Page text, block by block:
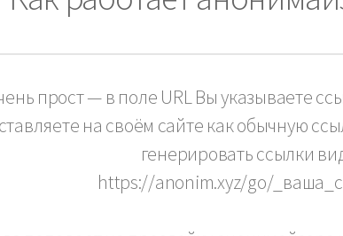
прост — в поле URL Вы указываете
на своём сайте как обычную
генерировать ссылки
https://anonim.xyz/go/